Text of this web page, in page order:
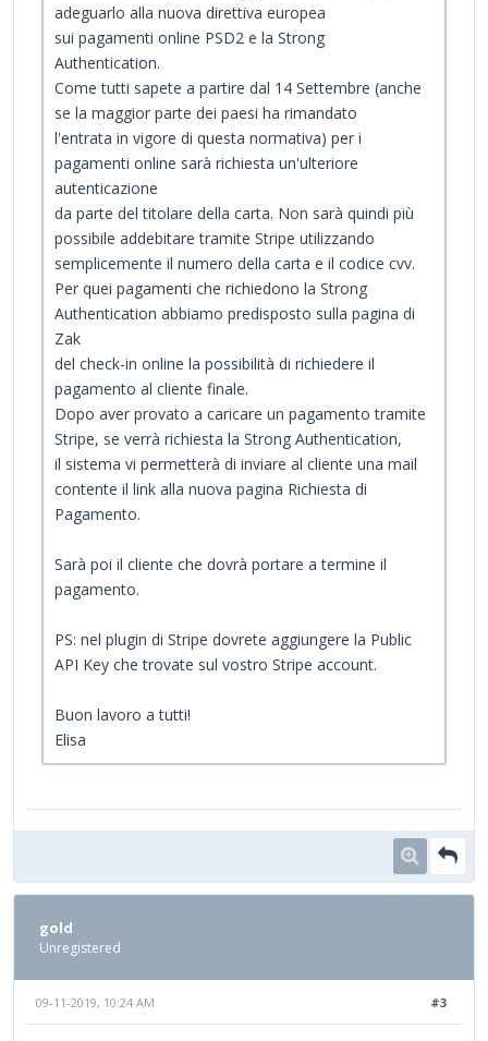
adeguarlo alla nuova direttiva europea
sui pagamenti online PSD2 e la Strong
Authentication.
Come tutti sapete a partire dal 14 Settembre (anche
se la maggior parte dei paesi ha rimandato
l'entrata in vigore di questa normativa) per i
pagamenti online sarà richiesta un'ulteriore
autenticazione
da parte del titolare della carta. Non sarà quindi più
possibile addebitare tramite Stripe utilizzando
semplicemente il numero della carta e il codice cvv.
Per quei pagamenti che richiedono la Strong
Authentication abbiamo predisposto sulla pagina di
Zak
del check-in online la possibilità di richiedere il
pagamento al cliente finale.
Dopo aver provato a caricare un pagamento tramite
Stripe, se verrà richiesta la Strong Authentication,
il sistema vi permetterà di inviare al cliente una mail
contente il link alla nuova pagina Richiesta di
Pagamento.
Sarà poi il cliente che dovrà portare a termine il
pagamento.
PS: nel plugin di Stripe dovrete aggiungere la Public
API Key che trovate sul vostro Stripe account.
Buon lavoro a tutti!
Elisa
gold
Unregistered
#3
09-11-2019, 10:24 AM